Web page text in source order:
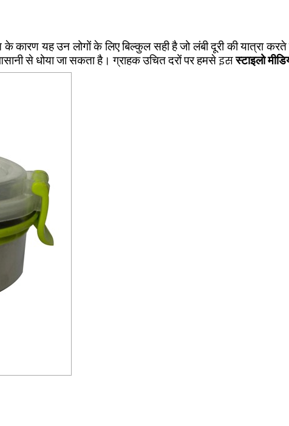
यह उन लोगों के लिए बिल्कुल सही है जो लंबी दूरी की यात्रा
से धोया जा सकता है। ग्राहक उचित दरों पर हमसे इसस्टाइलो